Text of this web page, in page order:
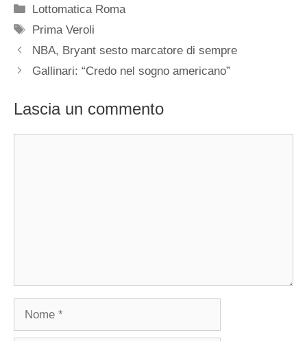
Categorie
Lottomatica Roma
Tag
Prima Veroli
NBA, Bryant sesto marcatore di sempre
Gallinari: “Credo nel sogno americano”
Lascia un commento